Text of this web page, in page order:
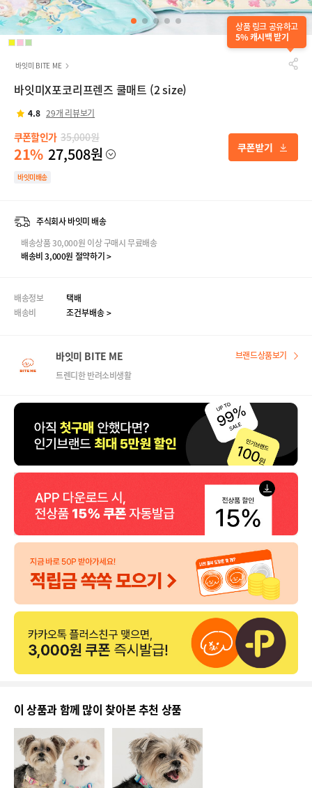
상품 링크 공유하고
5% 캐시백 받기
바잇미 BITE ME
바잇미X포코리프렌즈 쿨매트 (2 size)
4.8 29개 리뷰보기
쿠폰할인가 35,000원
21% 27,508원
바잇미배송
주식회사 바잇미 배송
배송상품 30,000원 이상 구매시 무료배송
배송비 3,000원 절약하기 >
배송정보
택배
배송비
조건부배송 >
바잇미 BITE ME
트렌디한 반려소비생활
브랜드상품보기
이 상품과 함께 많이 찾아본 추천 상품